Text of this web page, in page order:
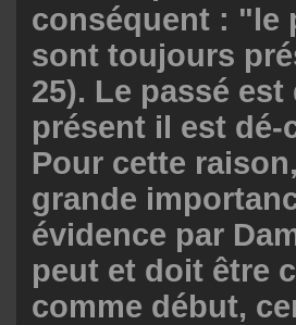
conséquent : "le
sont toujours
25). Le passé
présent il est dé-
Pour cette
grande
évidence par
peut et doit être
comme début,